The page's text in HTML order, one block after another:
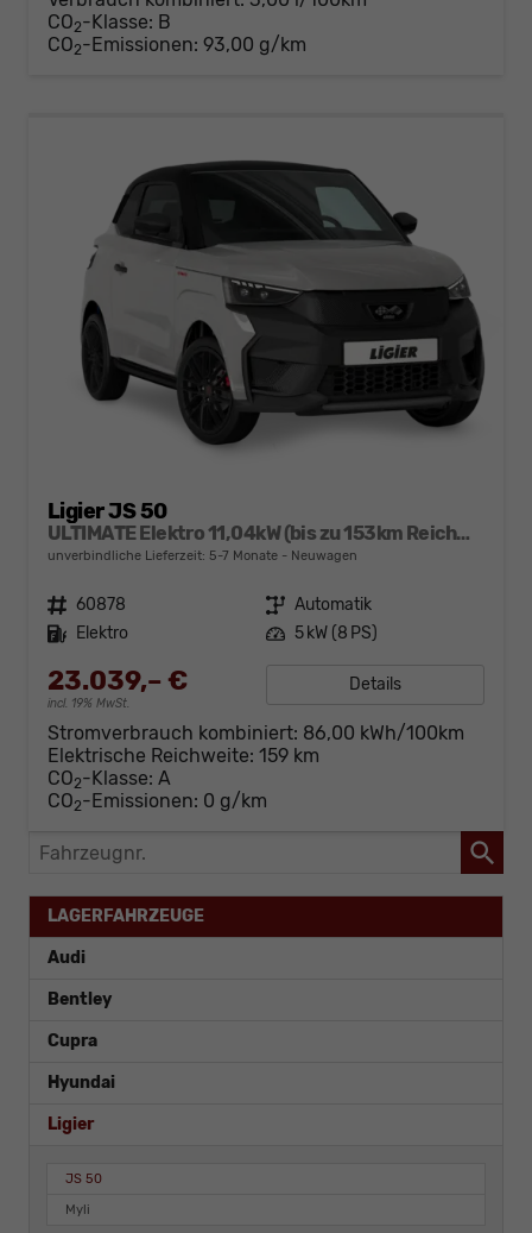
CO2-Klasse: B
CO2-Emissionen: 93,00 g/km
Ligier JS 50
ULTIMATE Elektro 11,04kW (bis zu 153km Reichweite)
unverbindliche Lieferzeit: 5-7 Monate Neuwagen
Fahrzeugnr. 60878 Getriebe Automatik
Kraftstoff Elektro Leistung 5 kW (8 PS)
23.039,– €
incl. 19% MwSt.
Details
Stromverbrauch kombiniert: 86,00 kWh/100km
Elektrische Reichweite: 159 km
CO2-Klasse: A
CO2-Emissionen: 0 g/km
Fahrzeugnr.
LAGERFAHRZEUGE
Audi
Bentley
Cupra
Hyundai
Ligier
JS 50
Myli